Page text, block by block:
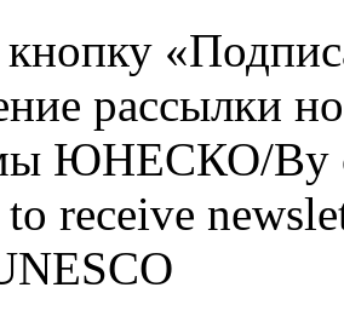
рассылки
ЮНЕСКО/By
receive